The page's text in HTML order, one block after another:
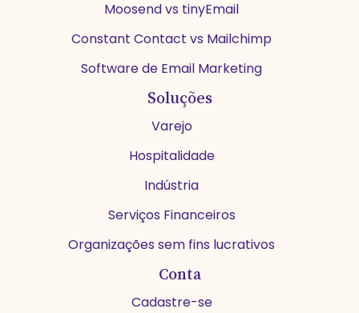
Moosend vs tinyEmail
Constant Contact vs Mailchimp
Software de Email Marketing
Soluções
Varejo
Hospitalidade
Indústria
Serviços Financeiros
Organizações sem fins lucrativos
Conta
Cadastre-se